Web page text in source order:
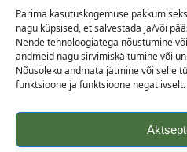
Parima kasutuskogemuse
nagu küpsised, et salvestada ja/või
Nende tehnoloogiatega nõustumine
andmeid nagu sirvimiskäitumine või
Nõusoleku andmata jätmine või selle
funktsioone ja funktsioone negatiivselt.
Kontaktid
Abi
TEAVE OSTJALE
Tarnetingimused
Tingimused